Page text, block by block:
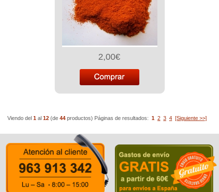
2,00€
Viendo del 1 al 12 (de 44 productos) Páginas de resultados: 1 2 3 4 [Siguiente >>]